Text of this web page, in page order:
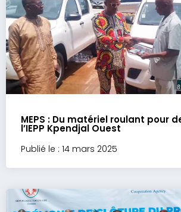
MEPS : Du matériel roulant pour
l’IEPP Kpendjal Ouest
Publié le : 14 mars 2025